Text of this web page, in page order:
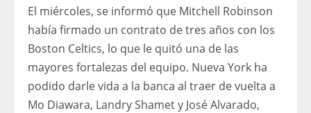
El miércoles, se informó que Mitchell Robinson
había firmado un contrato de tres años con los
Boston Celtics, lo que le quitó una de las
mayores fortalezas del equipo. Nueva York ha
podido darle vida a la banca al traer de vuelta a
Mo Diawara, Landry Shamet y José Alvarado,